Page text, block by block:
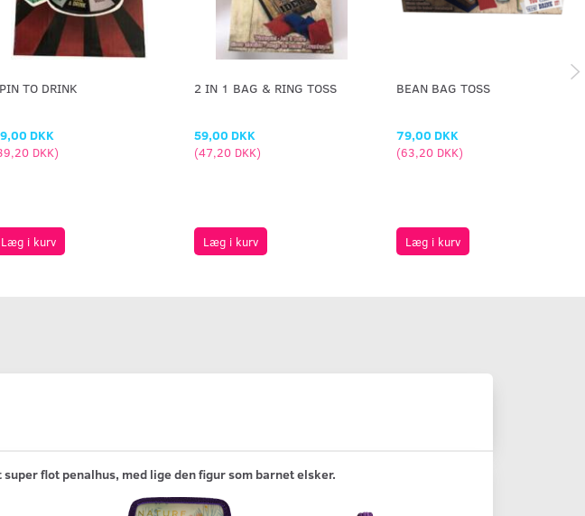
TO DRINK
DKK
DKK)
Læg i kurv
2 IN 1 BAG & RING TOSS
59,00 DKK
(47,20 DKK)
Læg i kurv
BEAN BAG TOSS
79,00 DKK
(63,20 DKK)
Læg i kurv
flot penalhus, med lige den figur som barnet elsker.